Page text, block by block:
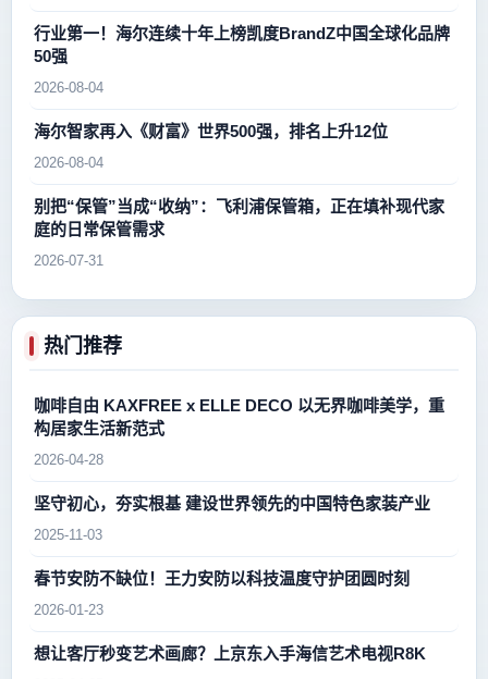
行业第一！海尔连续十年上榜凯度BrandZ中国全球化品牌
50强
2026-08-04
海尔智家再入《财富》世界500强，排名上升12位
2026-08-04
别把“保管”当成“收纳”：飞利浦保管箱，正在填补现代家
庭的日常保管需求
2026-07-31
热门推荐
咖啡自由 KAXFREE x ELLE DECO 以无界咖啡美学，重
构居家生活新范式
2026-04-28
坚守初心，夯实根基 建设世界领先的中国特色家装产业
2025-11-03
春节安防不缺位！王力安防以科技温度守护团圆时刻
2026-01-23
想让客厅秒变艺术画廊？上京东入手海信艺术电视R8K